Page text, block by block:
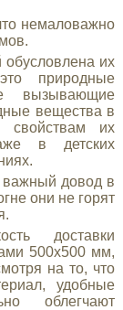
немаловажно
обусловлена их
природные
вызывающие
вещества в
свойствам их
в детских
важный довод в
они не горят
доставки
500х500 мм,
на то, что
удобные
облегчают